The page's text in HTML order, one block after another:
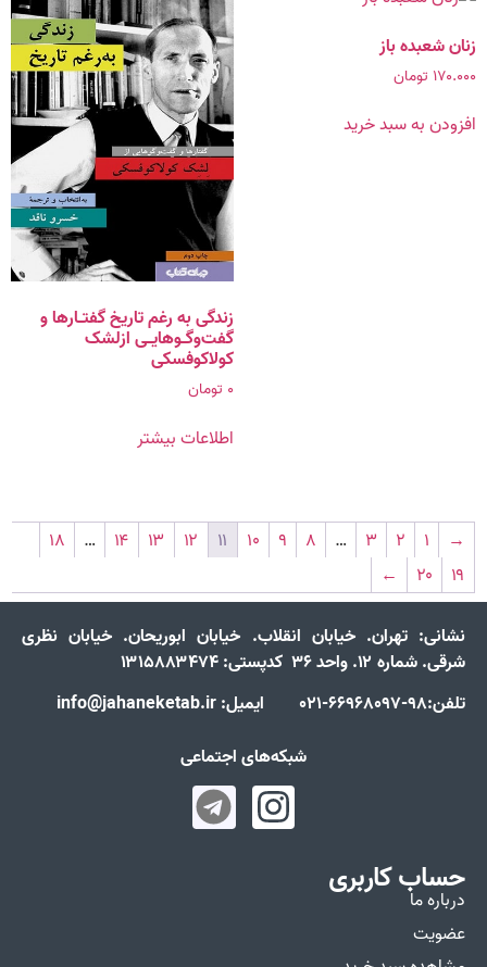
زنان شعبده باز
۱۷۰.۰۰۰ تومان
افزودن به سبد خرید
زندگى به رغم تاریخ‏ گفتـارها و
گفت‌وگـوهایـى ازلشک
کولاکوفسکى
۰ تومان
اطلاعات بیشتر
→ ۱ ۲ ۳ … ۸ ۹ ۱۰ ۱۱ ۱۲ ۱۳ ۱۴ …
۱۸
۱۹
۲۰ ←
نشانی: تهران. خیابان انقلاب. خیابان ابوریحان. خیابان نظری
شرقی. شماره ۱۲. واحد ۳۶ کدپستی: ۱۳۱۵۸۸۳۴۷۴
تلفن:98-66968097-021 ایمیل: info@jahaneketab.ir
شبکه‌های اجتماعی
حساب کاربری
درباره ما
عضویت